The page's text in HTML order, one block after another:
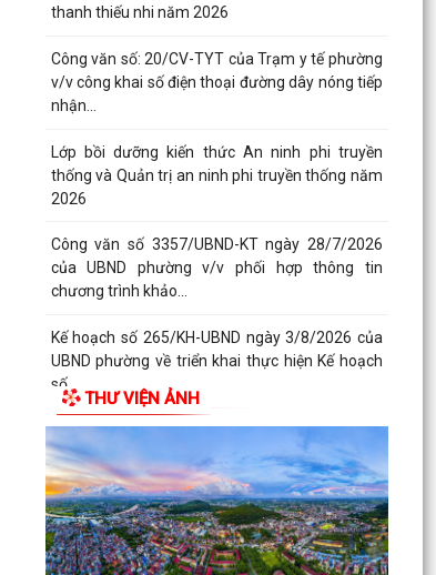
thanh thiếu nhi năm 2026
Công văn số: 20/CV-TYT của Trạm y tế phường
v/v công khai số điện thoại đường dây nóng tiếp
nhận...
Lớp bồi dưỡng kiến thức An ninh phi truyền
thống và Quản trị an ninh phi truyền thống năm
2026
Công văn số 3357/UBND-KT ngày 28/7/2026
của UBND phường v/v phối hợp thông tin
chương trình khảo...
Kế hoạch số 265/KH-UBND ngày 3/8/2026 của
UBND phường về triển khai thực hiện Kế hoạch
số...
UBND phường làm việc với các hộ dân đang sử
dụng đất của UBND phường tại tổ dân phố Lãm
Khê (giáp...
PHƯỜNG KIẾN AN THAM DỰ HỘI NGHỊ TRỰC
TUYẾN THÀNH PHỐ VỀ TIẾN ĐỘ ĐO ĐẠC, LẬP
BẢN ĐỒ ĐỊA CHÍNH, LẬP...
THƯ VIỆN ẢNH